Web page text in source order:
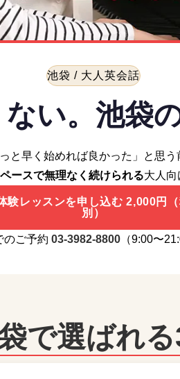
池袋 / 大人英会話
い。 池袋
っと早く始めれば良かった」と思う
ースで無理なく続けられる大人向
験レッスンを申し込む 2,000円
別）
のご予約 03-3982-8800（9:00〜
で選ばれ